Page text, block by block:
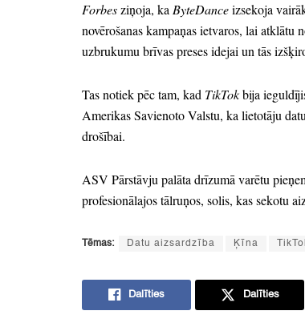
Forbesziņoja, kaByteDanceizsekoja
novērošanas kampaņas ietvaros, lai atklātu
uzbrukumu brīvas preses idejai un tās
Tas notiek pēc tam, kad TikTokbija
Amerikas Savienoto Valstu, ka lietotāju
drošībai.
ASV Pārstāvju palāta drīzumā varētu
profesionālajos tālruņos, solis, kas sekotu
Tēmas: Datu aizsardzība Ķīna
Dalīties Dalīties